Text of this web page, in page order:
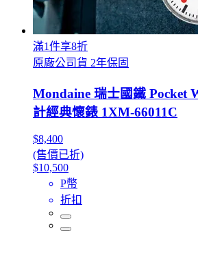
滿1件享8折
原廠公司貨 2年保固
Mondaine 瑞士國鐵 Pocket
計經典懷錶 1XM-66011C
$8,400
(售價已折)
$10,500
P幣
折扣